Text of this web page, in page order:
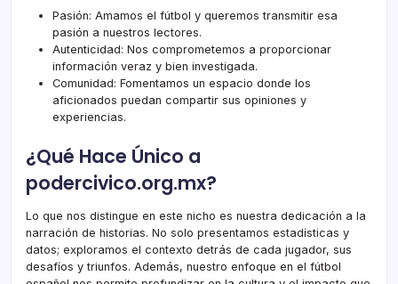
Pasión: Amamos el fútbol y queremos transmitir esa
pasión a nuestros lectores.
Autenticidad: Nos comprometemos a proporcionar
información veraz y bien investigada.
Comunidad: Fomentamos un espacio donde los
aficionados puedan compartir sus opiniones y
experiencias.
¿Qué Hace Único a
podercivico.org.mx?
Lo que nos distingue en este nicho es nuestra dedicación a la
narración de historias. No solo presentamos estadísticas y
datos; exploramos el contexto detrás de cada jugador, sus
desafíos y triunfos. Además, nuestro enfoque en el fútbol